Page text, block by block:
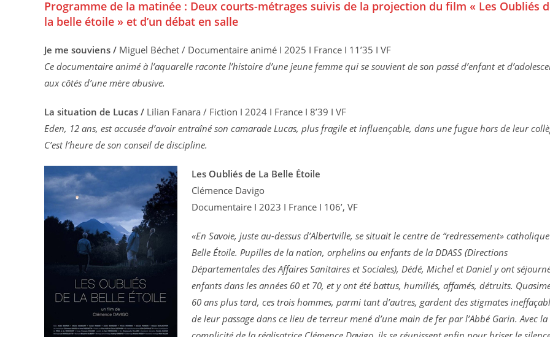
Programme de la matinée : Deux courts-métrages suivis de la projection du film « Les Oubliés
la belle étoile » et d’un débat en salle
Je me souviens / Miguel Béchet / Documentaire animé I 2025 I France I 11’35 I VF
Ce documentaire animé à l’aquarelle raconte l’histoire d’une jeune femme qui se souvient de son passé d’enfant et
aux côtés d’une mère abusive.
La situation de Lucas / Lilian Fanara / Fiction I 2024 I France I 8’39 I VF
Eden, 12 ans, est accusée d’avoir entraîné son camarade Lucas, plus fragile et influençable, dans une fugue hors de leur
C’est l’heure de son conseil de discipline.
Les Oubliés de La Belle Étoile
Clémence Davigo
Documentaire I 2023 I France I 106’, VF
«En Savoie, juste au-dessus d’Albertville, se situait le centre de “redressement»
Belle Étoile. Pupilles de la nation, orphelins ou enfants de la DDASS (Directions
Départementales des Affaires Sanitaires et Sociales), Dédé, Michel et Daniel y ont
enfants dans les années 60 et 70, et y ont été battus, humiliés, affamés, détruits.
60 ans plus tard, ces trois hommes, parmi tant d’autres, gardent des stigmates
de leur passage dans ce lieu de terreur mené d’une main de fer par l’Abbé Garin. Avec la